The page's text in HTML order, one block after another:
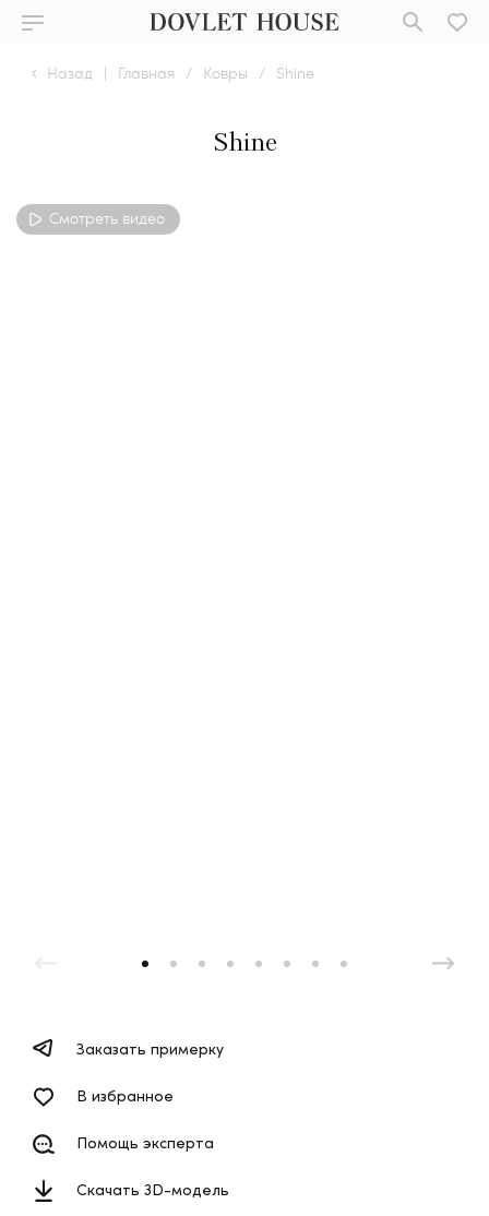
Назад | Главная / Ковры / Shine
Shine
Смотреть видео
Заказать примерку
В избранное
Помощь эксперта
Скачать 3D-модель